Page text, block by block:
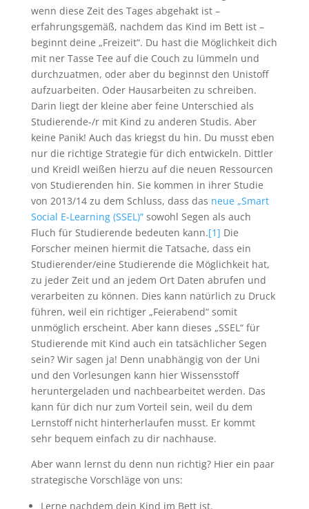
wenn diese Zeit des Tages abgehakt ist –
erfahrungsgemäß, nachdem das Kind im Bett ist –
beginnt deine „Freizeit“. Du hast die Möglichkeit dich
mit ner Tasse Tee auf die Couch zu lümmeln und
durchzuatmen, oder aber du beginnst den Unistoff
aufzuarbeiten. Oder Hausarbeiten zu schreiben.
Darin liegt der kleine aber feine Unterschied als
Studierende-/r mit Kind zu anderen Studis. Aber
keine Panik! Auch das kriegst du hin. Du musst eben
nur die richtige Strategie für dich entwickeln. Dittler
und Kreidl weißen hierzu auf die neuen Ressourcen
von Studierenden hin. Sie kommen in ihrer Studie
von 2013/14 zu dem Schluss, dass das neue „Smart
Social E-Learning (SSEL)“sowohl Segen als auch
Fluch für Studierende bedeuten kann.[1] Die
Forscher meinen hiermit die Tatsache, dass ein
Studierender/eine Studierende die Möglichkeit hat,
zu jeder Zeit und an jedem Ort Daten abrufen und
verarbeiten zu können. Dies kann natürlich zu Druck
führen, weil ein richtiger „Feierabend“ somit
unmöglich erscheint. Aber kann dieses „SSEL“ für
Studierende mit Kind auch ein tatsächlicher Segen
sein? Wir sagen ja! Denn unabhängig von der Uni
und den Vorlesungen kann hier Wissensstoff
heruntergeladen und nachbearbeitet werden. Das
kann für dich nur zum Vorteil sein, weil du dem
Lernstoff nicht hinterherlaufen musst. Er kommt
sehr bequem einfach zu dir nachhause.
Aber wann lernst du denn nun richtig? Hier ein paar
strategische Vorschläge von uns:
Lerne nachdem dein Kind im Bett ist.